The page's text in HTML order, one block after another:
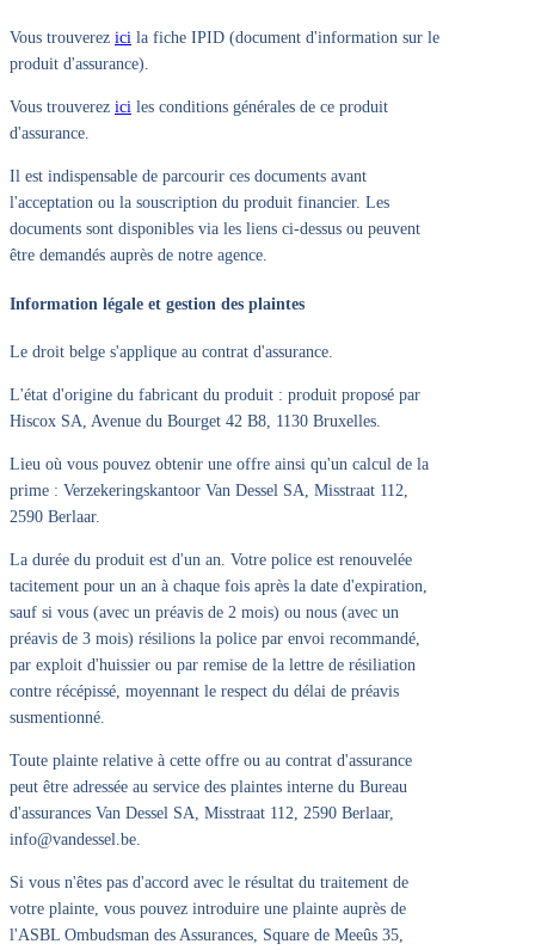
Vous trouverez ici la fiche IPID (document d'information sur le
produit d'assurance).
Vous trouverez ici les conditions générales de ce produit
d'assurance.
Il est indispensable de parcourir ces documents avant
l'acceptation ou la souscription du produit financier. Les
documents sont disponibles via les liens ci-dessus ou peuvent
être demandés auprès de notre agence.
Information légale et gestion des plaintes
Le droit belge s'applique au contrat d'assurance.
L'état d'origine du fabricant du produit : produit proposé par
Hiscox SA, Avenue du Bourget 42 B8, 1130 Bruxelles.
Lieu où vous pouvez obtenir une offre ainsi qu'un calcul de la
prime : Verzekeringskantoor Van Dessel SA, Misstraat 112,
2590 Berlaar.
La durée du produit est d'un an. Votre police est renouvelée
tacitement pour un an à chaque fois après la date d'expiration,
sauf si vous (avec un préavis de 2 mois) ou nous (avec un
préavis de 3 mois) résilions la police par envoi recommandé,
par exploit d'huissier ou par remise de la lettre de résiliation
contre récépissé, moyennant le respect du délai de préavis
susmentionné.
Toute plainte relative à cette offre ou au contrat d'assurance
peut être adressée au service des plaintes interne du Bureau
d'assurances Van Dessel SA, Misstraat 112, 2590 Berlaar,
info@vandessel.be.
Si vous n'êtes pas d'accord avec le résultat du traitement de
votre plainte, vous pouvez introduire une plainte auprès de
l'ASBL Ombudsman des Assurances, Square de Meeûs 35,